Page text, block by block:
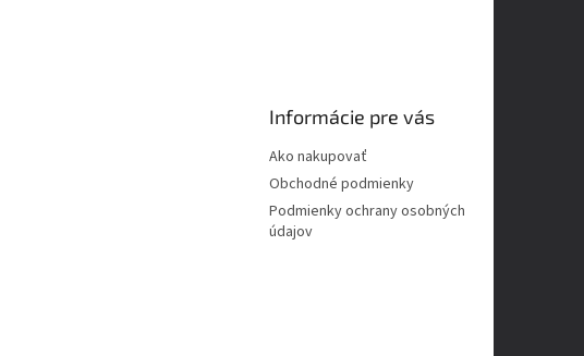
Informácie pre vás
Ako nakupovať
Obchodné podmienky
Podmienky ochrany osobných
údajov